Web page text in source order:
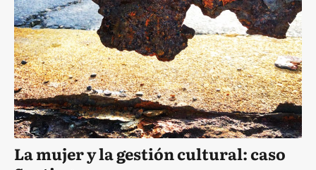
La mujer y la gestión cultural: caso